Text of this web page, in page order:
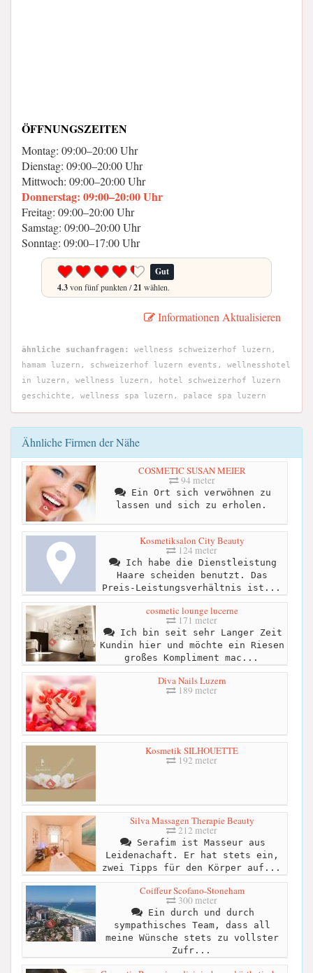
ÖFFNUNGSZEITEN
Montag: 09:00–20:00 Uhr
Dienstag: 09:00–20:00 Uhr
Mittwoch: 09:00–20:00 Uhr
Donnerstag: 09:00–20:00 Uhr
Freitag: 09:00–20:00 Uhr
Samstag: 09:00–20:00 Uhr
Sonntag: 09:00–17:00 Uhr
Gut
4.3von fünf punkten /21 wählen.
Informationen Aktualisieren
ähnliche suchanfragen:
wellness schweizerhof luzern,
hamam luzern, schweizerhof luzern events, wellnesshotel
in luzern, wellness luzern, hotel schweizerhof luzern
geschichte, wellness spa luzern, palace spa luzern
Ähnliche Firmen der Nähe
COSMETIC SUSAN MEIER
94 meter
Ein Ort sich verwöhnen zu
lassen und sich zu erholen.
Kosmetiksalon City Beauty
124 meter
Ich habe die Dienstleistung
Haare scheiden benutzt. Das
Preis-Leistungsverhältnis ist...
cosmetic lounge lucerne
171 meter
Ich bin seit sehr Langer Zeit
Kundin hier und möchte ein Riesen
großes Kompliment mac...
Diva Nails Luzern
189 meter
Kosmetik SILHOUETTE
192 meter
Silva Massagen Therapie Beauty
212 meter
Serafim ist Masseur aus
Leidenachaft. Er hat stets ein,
zwei Tipps für den Körper auf...
Coiffeur Scofano-Stoneham
300 meter
Ein durch und durch
sympathisches Team, dass all
meine Wünsche stets zu vollster
Zufr...